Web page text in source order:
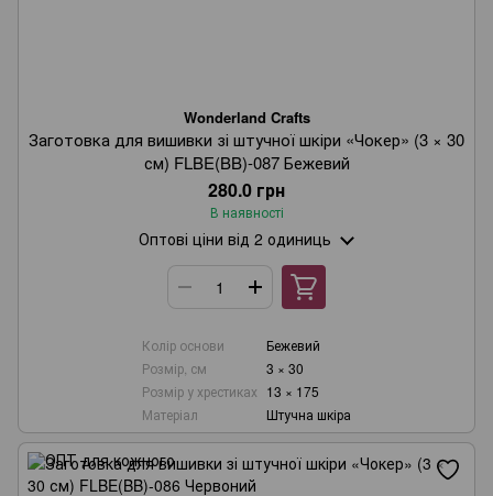
Wonderland Crafts
Заготовка для вишивки зі штучної шкіри «Чокер» (3 × 30
см) FLBE(BB)-087 Бежевий
280.0 грн
В наявності
Оптові ціни від 2 одиниць
Колір основи
Бежевий
Розмір, см
3 × 30
Розмір у хрестиках 13 × 175
Матеріал
Штучна шкіра